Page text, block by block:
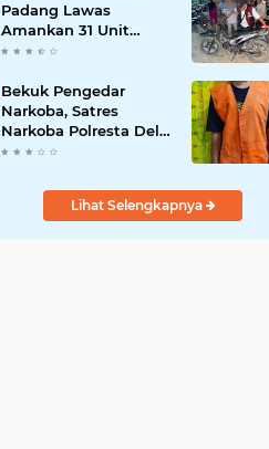
Padang Lawas
Amankan 31 Unit
Sepeda Motor Diduga
Rumah Warga di Pasar
Latong
Bekuk Pengedar
Narkoba, Satres
Narkoba Polresta Deli
Serdang amankan
Lihat Selengkapnya